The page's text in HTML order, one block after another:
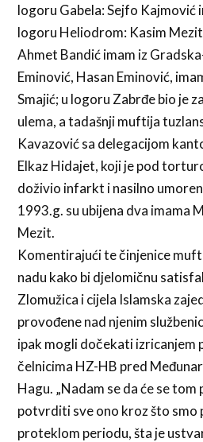
logoru Gabela: Sejfo Kajmović
logoru Heliodrom: Kasim Mezit
Ahmet Bandić imam iz
Eminović, Hasan Eminović,
Smajić; u logoru Zabrđe bio je
ulema, a tadašnji muftija
Kavazović sa delegacijom
Elkaz Hidajet, koji je pod
doživio infarkt i nasilno
1993.g. su ubijena dva imama
Mezit.
Komentirajući te činjenice
nadu kako bi djelomičnu
Zlomužica i cijela Islamska
provođene nad njenim
ipak mogli dočekati izricanjem
čelnicima HZ-HB pred
Hagu. „Nadam se da će se
potvrditi sve ono kroz što smo
proteklom periodu, šta je